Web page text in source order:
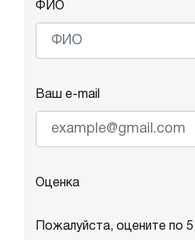
ФИО
Ваш e-mail
Оценка
Пожалуйста, оцените по